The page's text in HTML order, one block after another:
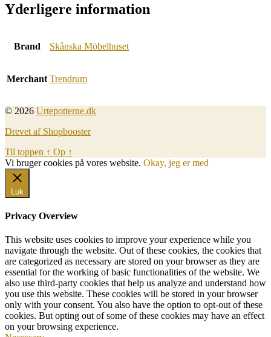
Yderligere information
Brand Skånska Möbelhuset
Merchant Trendrum
© 2026 Urtepotterne.dk
Drevet af Shopbooster
Til toppen ↑ Op ↑
Vi bruger cookies på vores website. Okay, jeg er med
Luk
Privacy Overview
This website uses cookies to improve your experience while you
navigate through the website. Out of these cookies, the cookies that
are categorized as necessary are stored on your browser as they are
essential for the working of basic functionalities of the website. We
also use third-party cookies that help us analyze and understand how
you use this website. These cookies will be stored in your browser
only with your consent. You also have the option to opt-out of these
cookies. But opting out of some of these cookies may have an effect
on your browsing experience.